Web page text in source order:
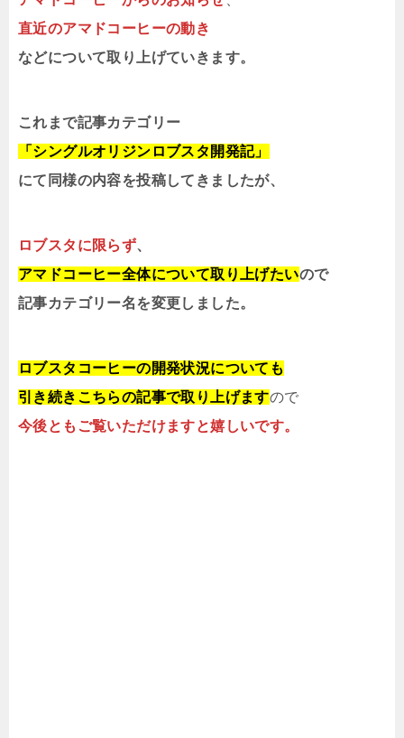
直近のアマドコーヒーの動き
などについて取り上げていきます。
これまで記事カテゴリー
「シングルオリジンロブスタ開発記」
にて同様の内容を投稿してきましたが、
ロブスタに限らず、
アマドコーヒー全体について取り上げたいので
記事カテゴリー名を変更しました。
ロブスタコーヒーの開発状況についても
引き続きこちらの記事で取り上げますので
今後ともご覧いただけますと嬉しいです。